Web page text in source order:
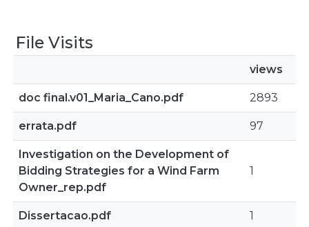
File Visits
views
doc final.v01_Maria_Cano.pdf 2893
errata.pdf 97
Investigation on the Development of
Bidding Strategies for a Wind Farm
Owner_rep.pdf
1
Dissertacao.pdf 1